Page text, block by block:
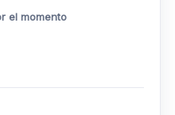
el momento